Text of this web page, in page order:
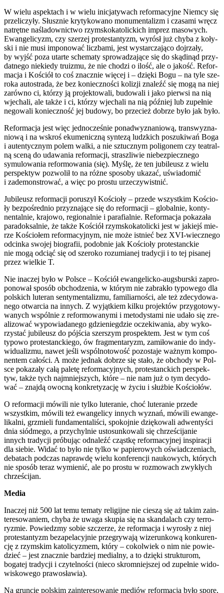
W wie­lu aspek­tach i w wie­lu ini­cja­ty­wach refor­ma­cyj­ne Niem­cy się
prze­li­czy­ły. Słusz­nie kry­ty­ko­wa­no monu­men­ta­lizm i cza­sa­mi wręcz
natręt­ne naśla­dow­nic­two rzym­sko­ka­to­lic­kich imprez maso­wych.
Ewan­ge­li­cyzm, czy sze­rzej pro­te­stan­tyzm, wyrósł już chy­ba z koły­
ski i nie musi impo­no­wać licz­ba­mi, jest wystar­cza­ją­co doj­rza­ły,
by wyjść poza utar­te sche­ma­ty spro­wa­dza­ją­ce się do skąd­inąd przy­
dat­ne­go nie­kie­dy tru­izmu, że nie cho­dzi o ilość, ale o jakość. Refor­
ma­cja i Kościół to coś znacz­nie wię­cej i – dzię­ki Bogu – na tyle sze­
ro­ka auto­stra­da, że bez koniecz­no­ści koli­zji zna­leźć się mogą na niej
zarów­no ci, któ­rzy ją pro­jek­to­wa­li, budo­wa­li i jako pierw­si na nią
wje­cha­li, ale tak­że i ci, któ­rzy wje­cha­li na nią póź­niej lub zupeł­nie
nego­wa­li koniecz­ność jej budo­wy, bo prze­cież dobrze było jak było.
Refor­ma­cja jest więc jed­no­cze­śnie ponadwy­zna­nio­wą, trans­wy­zna­
nio­wą i na wskroś eku­me­nicz­ną syn­te­zą ludz­kich poszu­ki­wań Boga
i auten­tycz­nym polem wal­ki, a nie sztucz­nym poli­go­nem czy teatral­
ną sce­ną do uda­wa­nia refor­ma­cji, strasz­li­wie nie­bez­piecz­ne­go
symu­lo­wa­nia refor­mo­wa­nia (się). Myślę, że ten jubi­le­usz z wie­lu
per­spek­tyw pozwo­lił to na róż­ne spo­so­by uka­zać, uświa­do­mić
i zade­mon­stro­wać, a więc po pro­stu urze­czy­wist­nić.
Jubi­le­usz refor­ma­cji poru­szył Kościo­ły – przede wszyst­kim Kościo­
ły bez­po­śred­nio przy­zna­ją­ce się do refor­ma­cji – glo­bal­nie, kon­ty­
nen­tal­nie, kra­jo­wo, regio­nal­nie i para­fial­nie. Refor­ma­cja poka­za­ła
para­dok­sal­nie, że tak­że Kościół rzym­sko­ka­to­lic­ki jest w jakiejś mie­
rze Kościo­łem refor­ma­cyj­nym, nie może ist­nieć bez XVI-wiecz­ne­go
odcin­ka swo­jej bio­gra­fii, podob­nie jak Kościo­ły pro­te­stanc­kie
nie mogą odciąć się od sze­ro­ko rozu­mia­nej tra­dy­cji i to tej pisa­nej
przez wiel­kie T.
Nie ina­czej było w Pol­sce – Kościół ewan­ge­lic­ko-augs­bur­ski zapro­
po­no­wał spo­sób obcho­dze­nia, w któ­rym nie zabra­kło typo­we­go dla
pol­skich lute­ran sen­ty­men­ta­li­zmu, fami­liar­no­ści, ale też zde­cy­do­wa­
ne­go otwar­cia na innych. Z wyjąt­kiem kil­ku pro­jek­tów przy­go­to­wy­
wa­nych wspól­nie z refor­mo­wa­ny­mi i meto­dy­sta­mi nie uda­ło się zre­
ali­zo­wać wypo­wia­da­ne­go gdzie­nie­gdzie ocze­ki­wa­nia, aby wyko­
rzy­stać jubi­le­usz do pój­ścia szer­szym pro­spek­tem. Jest w tym coś
typo­wo pro­te­stanc­kie­go, ów frag­men­ta­ryzm, zami­ło­wa­nie do indy­
wi­du­ali­zmu, nawet jeśli wspól­no­to­wość pozo­sta­je waż­nym kom­po­
nen­tem cało­ści. A może jed­nak dobrze się sta­ło, że obcho­dy w Pol­
sce poka­za­ły całą pale­tę refor­ma­cyj­nych, pro­te­stanc­kich per­spek­
tyw, tak­że tych naj­mniej­szych, któ­re – nie nam już o tym decy­do­
wać – znaj­dą owoc­ną kon­kre­ty­za­cję w życiu i służ­bie Kościo­łów.
O refor­ma­cji mówi­li nie tyl­ko lute­ra­nie, choć lute­ra­nie przede
wszyst­kim, mówi­li też ewan­ge­li­cy innych wyznań, mówi­li ewan­ge­
li­kal­ni, grzmie­li fun­da­men­ta­li­ści, spo­koj­nie dzię­ko­wa­li adwen­ty­ści
dnia siód­me­go, a przy­chyl­nie usto­sun­ko­wa­li się chrze­ści­ja­nie
innych tra­dy­cji pró­bu­jąc odna­leźć cząst­kę refor­ma­cyj­nej inspi­ra­cji
dla sie­bie. Widać to było nie tyl­ko w papie­ro­wych oświad­cze­niach,
deba­tach pod­czas napraw­dę wie­lu kon­fe­ren­cji nauko­wych, któ­rych
nie spo­sób teraz wymie­nić, ale po pro­stu w roz­mo­wach zwy­kłych
chrze­ści­jan.
Media
Ina­czej niż 500 lat temu tema­ty reli­gij­ne nie cie­szą się aż takim zain­
te­re­so­wa­niem, chy­ba że uwa­ga sku­pia się na skan­da­lach czy ter­ro­
ry­zmie. Powiedz­my sobie szcze­rze, że refor­ma­cja i wyro­sły z niej
pro­te­stan­tyzm bez­a­pe­la­cyj­nie prze­gry­wa­ją wize­run­ko­wą kon­ku­ren­
cję z rzym­skim kato­li­cy­zmem, któ­ry – cokol­wiek o nim nie powie­
dzieć – jest znacz­nie bar­dziej medial­ny, a to dzię­ki struk­tu­rom,
boga­tej tra­dy­cji i czy­tel­no­ści (nie­co skrom­niej­szej od zupeł­nie wido­
wi­sko­we­go pra­wo­sła­wia).
Na grun­cie pol­skim zain­te­re­so­wa­nie mediów refor­ma­cją było spo­re,